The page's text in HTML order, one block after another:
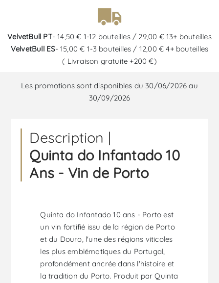
VelvetBull PT- 14,50 € 1-12 bouteilles / 29,00 € 13+ bouteilles
VelvetBull ES- 15,00 € 1-3 bouteilles / 12,00 € 4+ bouteilles
( Livraison gratuite +200 €)
Les promotions sont disponibles du 30/06/2026 au
30/09/2026
Description |
Quinta do Infantado 10
Ans - Vin de Porto
Quinta do Infantado 10 ans - Porto est
un vin fortifié issu de la région de Porto
et du Douro, l'une des régions viticoles
les plus emblématiques du Portugal,
profondément ancrée dans l'histoire et
la tradition du Porto. Produit par Quinta